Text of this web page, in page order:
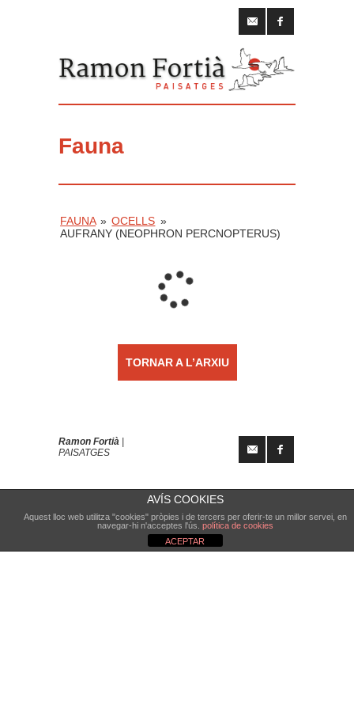
Fauna
FAUNA » OCELLS »
AUFRANY (NEOPHRON PERCNOPTERUS)
TORNAR A L’ARXIU
Ramon Fortià
PAISATGES
AVÍS COOKIES
Aquest lloc web utilitza "cookies" pròpies i de tercers per oferir-te un millor servei, en
navegar-hi n'acceptes l'ús. política de cookies
ACEPTAR